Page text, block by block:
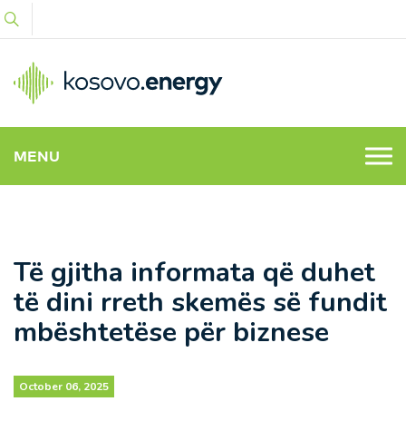
MENU
Të gjitha informata që duhet
të dini rreth skemës së fundit
mbështetëse për biznese
October 06, 2025